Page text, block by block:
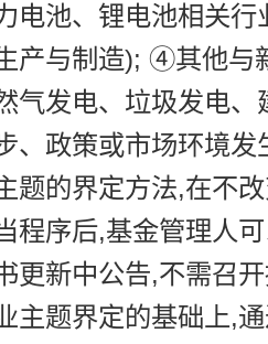
电池、锂电池相关
产与制造); ④其他与
气发电、垃圾发电
、政策或市场环境
题的界定方法,在不
程序后,基金管理人
更新中公告,不需召
主题界定的基础上,